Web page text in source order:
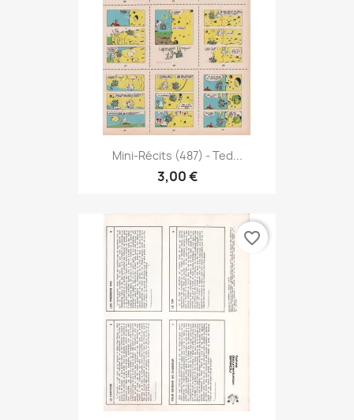
Mini-Récits (487) - Ted...
3,00 €
favorite_border